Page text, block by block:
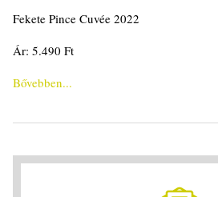
Fekete Pince Cuvée 2022
Ár: 5.490 Ft
Bővebben...